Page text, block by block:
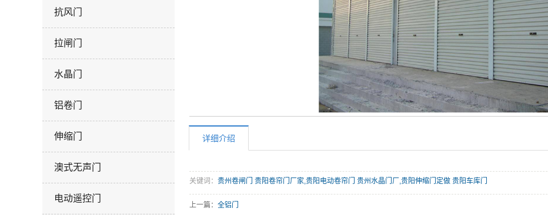
抗风门
拉闸门
水晶门
铝卷门
伸缩门
澳式无声门
电动遥控门
详细介绍
关键词： 贵州卷闸门 贵阳卷帘门厂家,贵阳电动卷帘门 贵州水晶门厂,贵阳伸缩门定做 贵阳车库门
上一篇： 全铝门